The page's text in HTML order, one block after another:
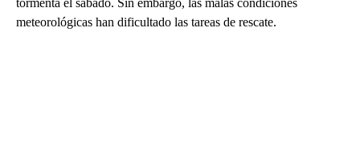
tormenta el sábado. Sin embargo, las malas condiciones
meteorológicas han dificultado las tareas de rescate.